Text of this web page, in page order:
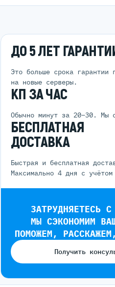
ДО 5 ЛЕТ
Это больше срока гарантии
на новые серверы.
КП ЗА ЧАС
Обычно минут за 20–30. Мы
БЕСПЛАТНАЯ
ДОСТАВКА
Быстрая и бесплатная
Максимально 4 дня с учётом
ЗАТРУДНЯЕТЕСЬ
МЫ СЭКОНОМИМ
ПОМОЖЕМ,
Получить